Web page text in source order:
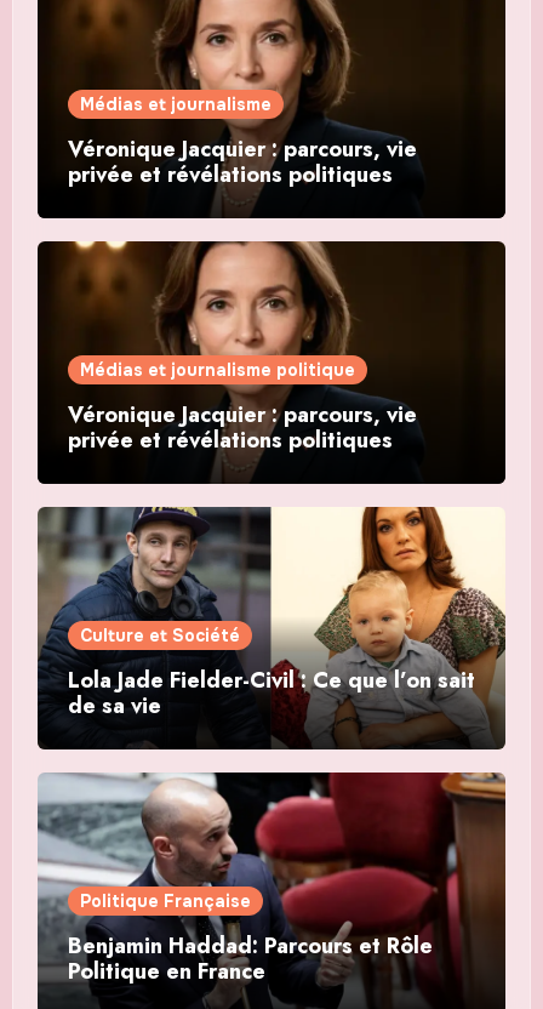
Médias et journalisme
Véronique Jacquier : parcours, vie
privée et révélations politiques
Médias et journalisme politique
Véronique Jacquier : parcours, vie
privée et révélations politiques
Culture et Société
Lola Jade Fielder-Civil : Ce que l’on sait
de sa vie
Politique Française
Benjamin Haddad: Parcours et Rôle
Politique en France